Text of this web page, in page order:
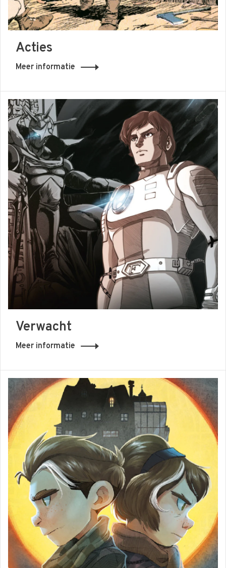
Acties
Meer informatie
Verwacht
Meer informatie